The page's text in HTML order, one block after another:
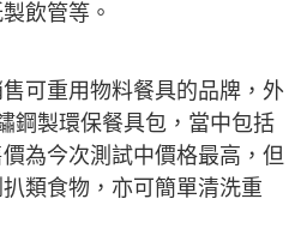
飲管等。
可重用物料餐具的品牌，外
鋼製環保餐具包，當中包括
為今次測試中價格最高，但
類食物，亦可簡單清洗重